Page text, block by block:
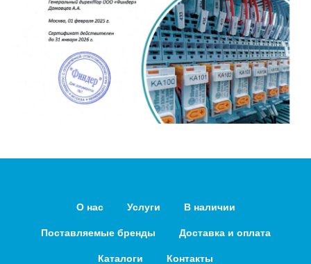
О нас Услуги В наличии
Поставляемые бренды Доставка и оплата
Каталоги Контакты